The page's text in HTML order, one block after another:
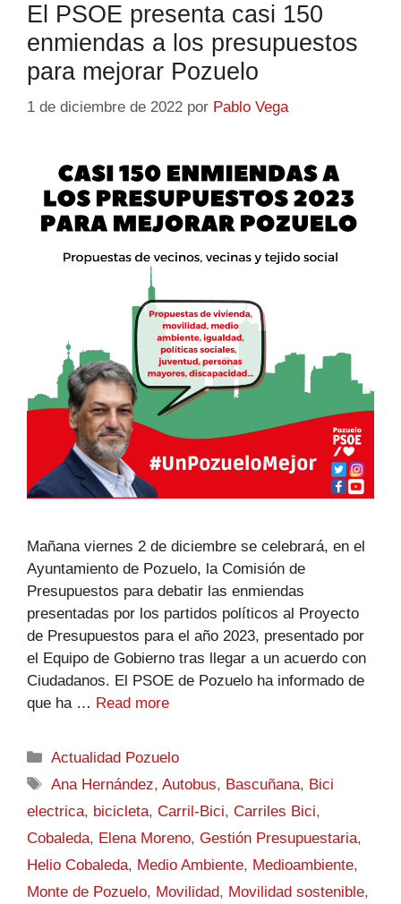
El PSOE presenta casi 150
enmiendas a los presupuestos
para mejorar Pozuelo
1 de diciembre de 2022 por Pablo Vega
Mañana viernes 2 de diciembre se celebrará, en el
Ayuntamiento de Pozuelo, la Comisión de
Presupuestos para debatir las enmiendas
presentadas por los partidos políticos al Proyecto
de Presupuestos para el año 2023, presentado por
el Equipo de Gobierno tras llegar a un acuerdo con
Ciudadanos. El PSOE de Pozuelo ha informado de
que ha … Read more
Actualidad Pozuelo
Ana Hernández,Autobus, Bascuñana, Bici
electrica, bicicleta, Carril-Bici, Carriles Bici,
Cobaleda, Elena Moreno, Gestión Presupuestaria,
Helio Cobaleda, Medio Ambiente, Medioambiente,
Monte de Pozuelo, Movilidad, Movilidad sostenible,